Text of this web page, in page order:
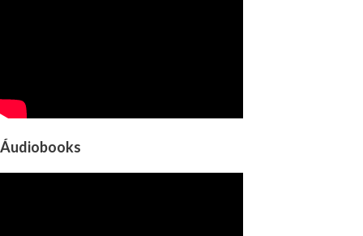
Áudiobooks